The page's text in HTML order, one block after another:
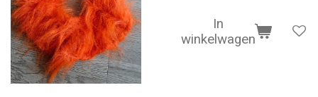
In
winkelwagen